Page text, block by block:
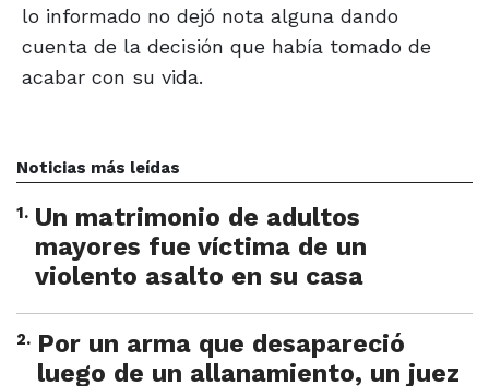
lo informado no dejó nota alguna dando
cuenta de la decisión que había tomado de
acabar con su vida.
Noticias más leídas
1. Un matrimonio de adultos
mayores fue víctima de un
violento asalto en su casa
2. Por un arma que desapareció
luego de un allanamiento, un juez